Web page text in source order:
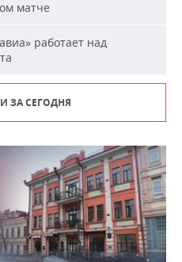
матче
работает над
ЗА СЕГОДНЯ